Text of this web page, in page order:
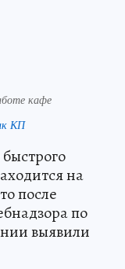
кафе
КП
на
после
по
выявили